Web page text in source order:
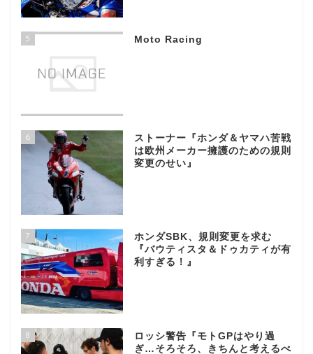
5 Moto Racing
6
ストーナー『ホンダ＆ヤマハ苦戦
は欧州メーカー擁護のための規則
変更のせい』
7
ホンダSBK、規則変更を求む
『バウティスタ＆ドゥカティが有
利すぎる！』
8
ロッシ警告『モトGPはやり過
ぎ…そろそろ、きちんと考えるべ